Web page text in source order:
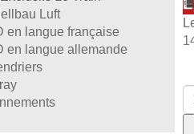
Luft
en langue française
en langue allemande